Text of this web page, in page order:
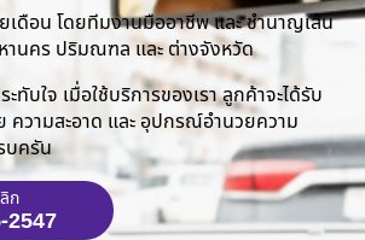
เดือน โดยทีมงานมืออาชีพ และ ชำนาญเส้น
นคร ปริมณฑล และ ต่างจังหวัด
ทับใจ เมื่อใช้บริการของเรา ลูกค้าจะได้รับ
ความสะอาด และ อุปกรณ์อำนวยความ
บครัน
ก
2547